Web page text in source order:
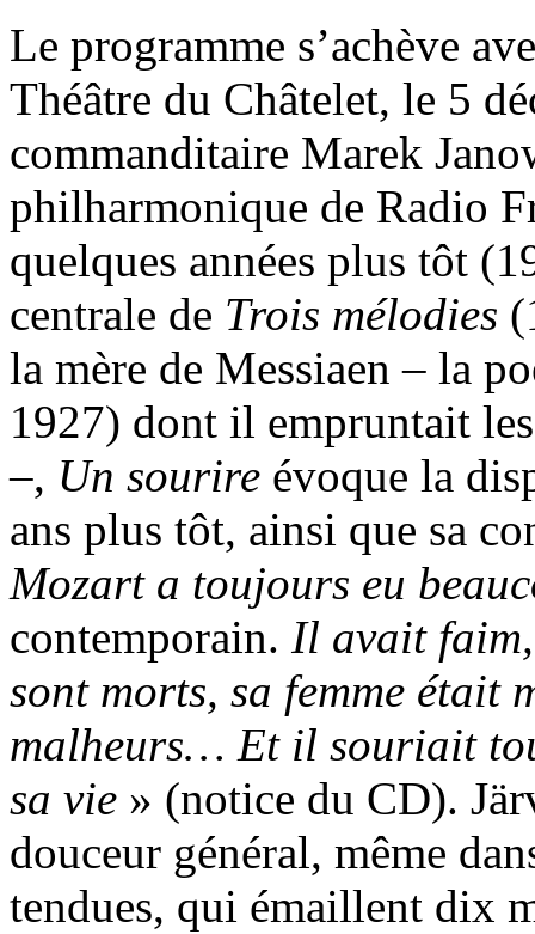
Le programme s’achève
Théâtre du Châtelet, le 5
commanditaire Marek
philharmonique de Radio
quelques années plus tôt
centrale de Trois mélodies
la mère de Messiaen – la
1927) dont il empruntait
–, Un sourire évoque la
ans plus tôt, ainsi que sa
Mozart a toujours eu
contemporain. Il avait faim,
sont morts, sa femme était
malheurs… Et il souriait
sa vie » (notice du CD).
douceur général, même
tendues, qui émaillent dix